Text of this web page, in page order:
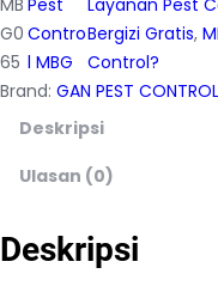
MB
G0
65
Pest
Contro
l MBG
Layanan Pest
Bergizi Gratis,
Control?
Brand: GAN PEST CONTROL
Deskripsi
Ulasan (0)
Deskripsi